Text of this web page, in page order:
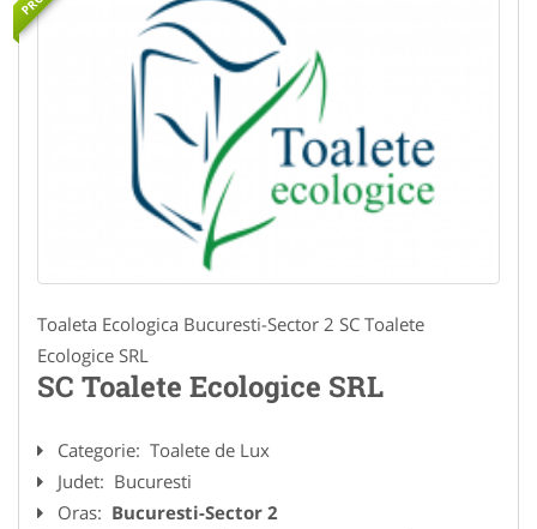
Toaleta Ecologica Bucuresti-Sector 2 SC Toalete
Ecologice SRL
SC Toalete Ecologice SRL
Categorie: Toalete de Lux
Judet: Bucuresti
Oras: Bucuresti-Sector 2